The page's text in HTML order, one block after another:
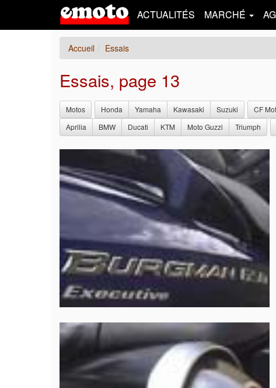
ACTUALITÉS MARCHÉ
Accueil Essais
Essais, page 13
Motos Honda Yamaha Kawasaki Suzuki CF
Aprilia
BMW Ducati KTM Moto Guzzi Triumph